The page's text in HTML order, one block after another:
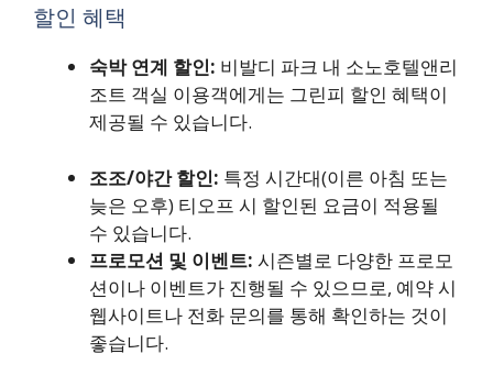
할인 혜택
숙박 연계 할인: 비발디 파크 내 소노호텔앤리
조트 객실 이용객에게는 그린피 할인 혜택이
제공될 수 있습니다.
조조/야간 할인: 특정 시간대(이른 아침 또는
늦은 오후) 티오프 시 할인된 요금이 적용될
수 있습니다.
프로모션 및 이벤트: 시즌별로 다양한 프로모
션이나 이벤트가 진행될 수 있으므로, 예약 시
웹사이트나 전화 문의를 통해 확인하는 것이
좋습니다.